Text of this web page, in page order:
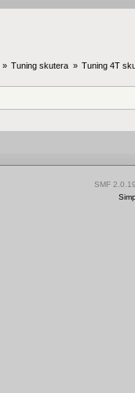
» Tuning skutera » Tuning 4T
SMF